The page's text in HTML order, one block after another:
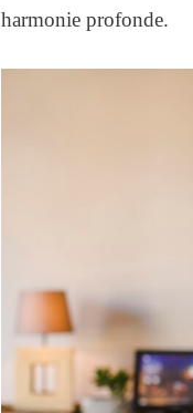
harmonie profonde.